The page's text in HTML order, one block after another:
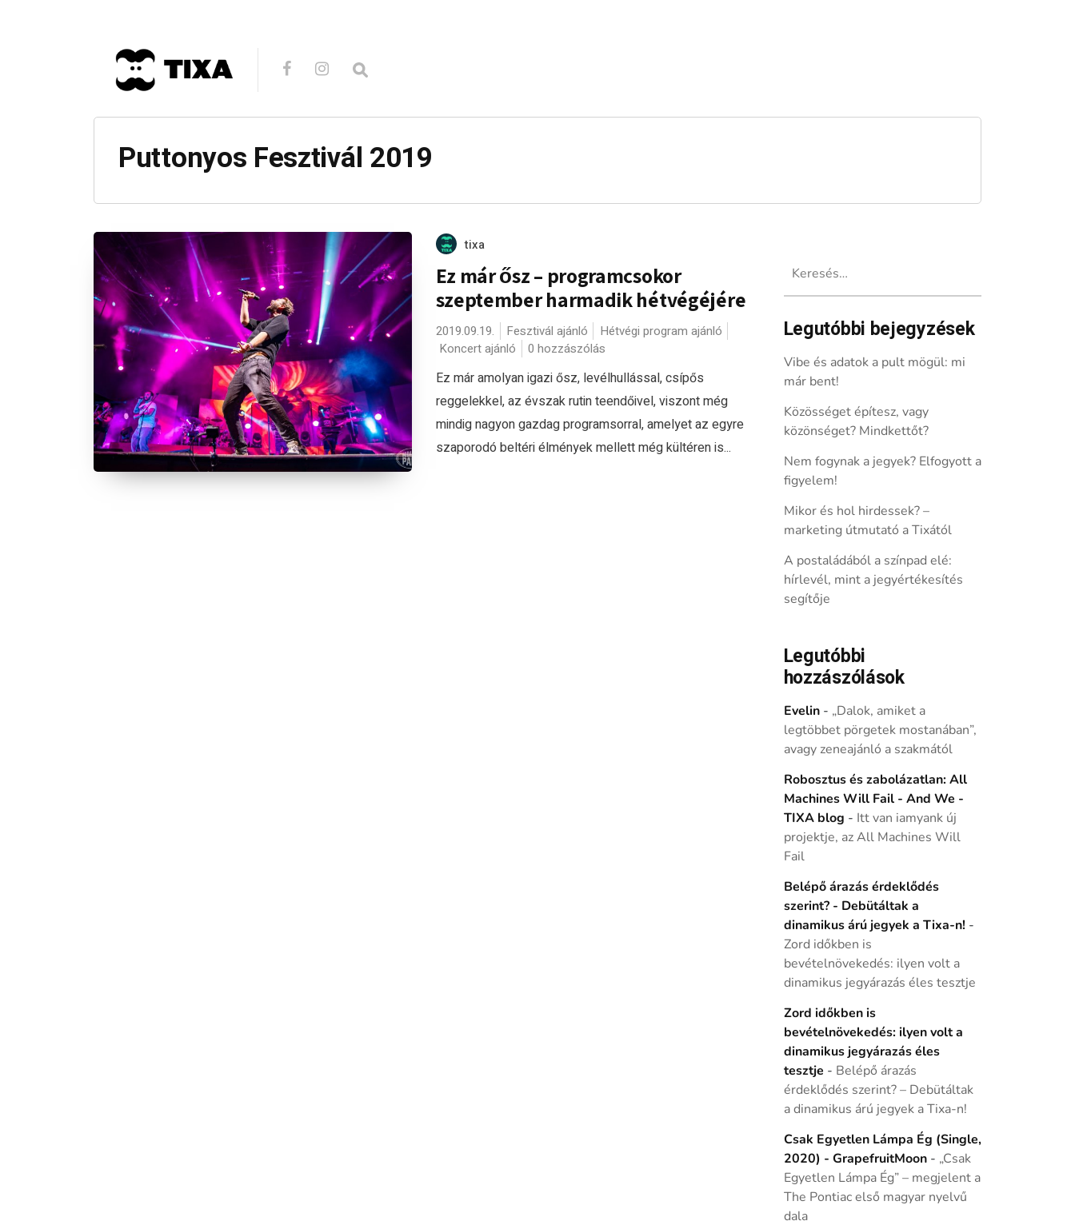
Puttonyos Fesztivál 2019
tixa
Ez már ősz – programcsokor
szeptember harmadik hétvégéjére
2019.09.19. Fesztivál ajánló
Hétvégi program ajánló
Koncert ajánló
0 hozzászólás
Ez már amolyan igazi ősz, levélhullással, csípős
reggelekkel, az évszak rutin teendőivel, viszont még
mindig nagyon gazdag programsorral, amelyet az egyre
szaporodó beltéri élmények mellett még kültéren is...
Legutóbbi bejegyzések
Vibe és adatok a pult mögül: mi
már bent!
Közösséget építesz, vagy
közönséget? Mindkettőt?
Nem fogynak a jegyek? Elfogyott a
figyelem!
Mikor és hol hirdessek? –
marketing útmutató a Tixától
A postaládából a színpad elé:
hírlevél, mint a jegyértékesítés
segítője
Legutóbbi
hozzászólások
Evelin- „Dalok, amiket a
legtöbbet pörgetek mostanában”,
avagy zeneajánló a szakmától
Robosztus és zabolázatlan: All
Machines Will Fail - And We -
TIXA blog - Itt van iamyank új
projektje, az All Machines Will
Fail
Belépő árazás érdeklődés
szerint? - Debütáltak a
dinamikus árú jegyek a Tixa-n! -
Zord időkben is
bevételnövekedés: ilyen volt a
dinamikus jegyárazás éles tesztje
Zord időkben is
bevételnövekedés: ilyen volt a
dinamikus jegyárazás éles
tesztje - Belépő árazás
érdeklődés szerint? – Debütáltak
a dinamikus árú jegyek a Tixa-n!
Csak Egyetlen Lámpa Ég (Single,
2020) - GrapefruitMoon- „Csak
Egyetlen Lámpa Ég” – megjelent a
The Pontiac első magyar nyelvű
dala